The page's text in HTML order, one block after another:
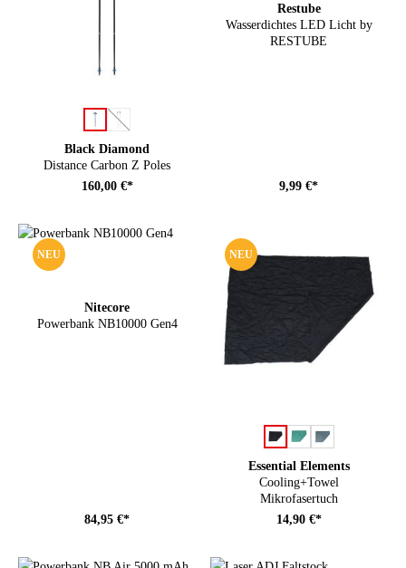
Black Diamond
Distance Carbon Z Poles
auswählen
(Diese Option ist zurzeit nicht verfügbar.)
160,00 €*
Restube
Wasserdichtes LED Licht by
RESTUBE
9,99 €*
NEU
Nitecore
Powerbank NB10000 Gen4
84,95 €*
NEU
Essential Elements
Cooling+Towel
Mikrofasertuch
auswählen
14,90 €*